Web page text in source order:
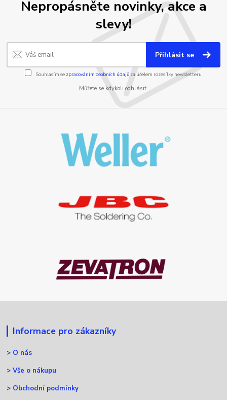
Nepropásněte novinky, akce a
slevy!
Přihlásit se
Souhlasím se zpracováním osobních údajůza účelem rozesílky newsletteru.
Můžete se kdykoli odhlásit.
Informace pro zákazníky
> O nás
>Vše o nákupu
> Obchodní podmínky